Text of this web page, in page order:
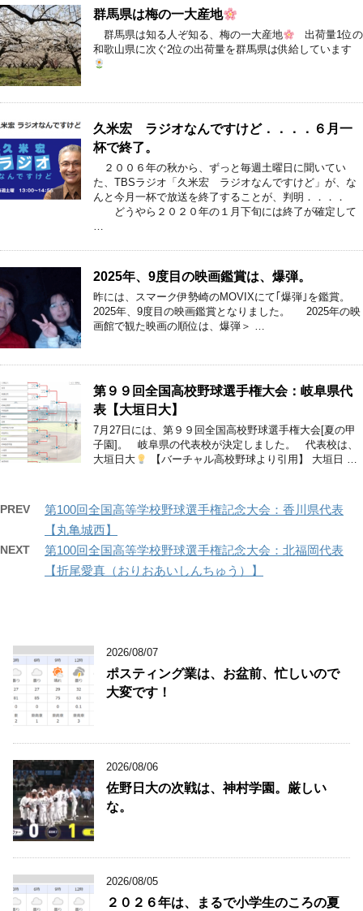
群馬県は梅の一大産地
群馬県は知る人ぞ知る、梅の一大産地
出荷量1位の
和歌山県に次ぐ2位の出荷量を群馬県は供給しています
久米宏 ラジオなんですけど．．．．６月一
杯で終了。
２００６年の秋から、ずっと毎週土曜日に聞いてい
た、TBSラジオ「久米宏 ラジオなんですけど」が、な
んと今月一杯で放送を終了することが、判明．．．．
どうやら２０２０年の１月下旬には終了が確定して
…
2025年、9度目の映画鑑賞は、爆弾。
昨には、スマーク伊勢崎のMOVIXにて｢爆弾｣を鑑賞。
2025年、9度目の映画鑑賞となりました。 2025年の映
画館で観た映画の順位は、爆弾＞ …
第９９回全国高校野球選手権大会：岐阜県代
表【大垣日大】
7月27日には、第９９回全国高校野球選手権大会[夏の甲
子園]。 岐阜県の代表校が決定しました。 代表校は、
大垣日大
【バーチャル高校野球より引用】 大垣日 …
PREV
第100回全国高等学校野球選手権記念大会：香川県代表
【丸亀城西】
NEXT
第100回全国高等学校野球選手権記念大会：北福岡代表
【折尾愛真（おりおあいしんちゅう）】
2026/08/07
ポスティング業は、お盆前、忙しいので
大変です！
2026/08/06
佐野日大の次戦は、神村学園。厳しい
な。
2026/08/05
２０２６年は、まるで小学生のころの夏